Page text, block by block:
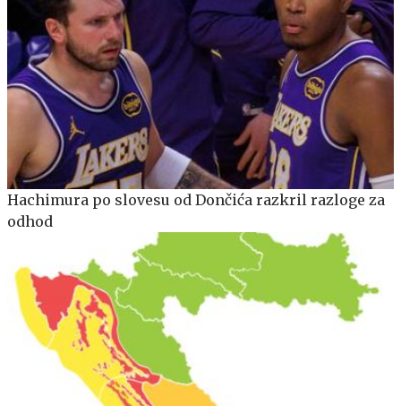
Hachimura po slovesu od Dončića razkril razloge za
odhod